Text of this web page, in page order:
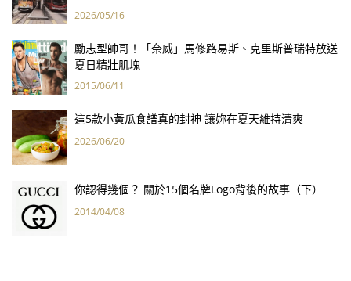
2026/05/16
勵志型帥哥！「奈威」馬修路易斯、克里斯普瑞特放送
夏日精壯肌塊
2015/06/11
這5款小黃瓜食譜真的封神 讓妳在夏天維持清爽
2026/06/20
你認得幾個？ 關於15個名牌Logo背後的故事（下）
2014/04/08